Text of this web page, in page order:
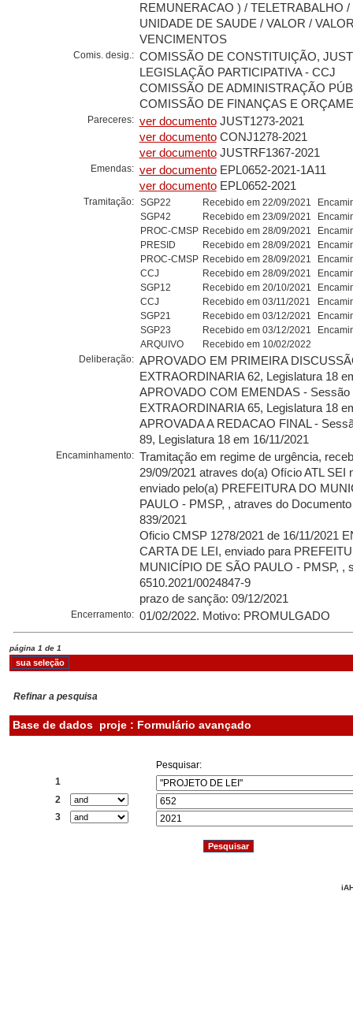
REMUNERACAO ) / TELETRABALHO
UNIDADE DE SAUDE / VALOR /
VENCIMENTOS
Comis. desig.: COMISSÃO DE CONSTITUIÇÃO,
LEGISLAÇÃO PARTICIPATIVA - CCJ
COMISSÃO DE ADMINISTRAÇÃO
COMISSÃO DE FINANÇAS E
Pareceres: ver documentoJUST1273-2021
ver documentoCONJ1278-2021
ver documentoJUSTRF1367-2021
Emendas: ver documentoEPL0652-2021-1A11
ver documentoEPL0652-2021
Tramitação: SGP22 Recebido em 22/09/2021
SGP42
Recebido em 23/09/2021
PROC-CMSP Recebido em 28/09/2021
PRESID
Recebido em 28/09/2021
PROC-CMSP Recebido em 28/09/2021
CCJ
Recebido em 28/09/2021
SGP12
Recebido em 20/10/2021
CCJ
Recebido em 03/11/2021
SGP21
Recebido em 03/12/2021
SGP23
Recebido em 03/12/2021
ARQUIVO
Recebido em 10/02/2022
Deliberação: APROVADO EM PRIMEIRA
EXTRAORDINARIA 62, Legislatura 18
APROVADO COM EMENDAS - Sessão
EXTRAORDINARIA 65, Legislatura 18
APROVADA A REDACAO FINAL -
89, Legislatura 18 em 16/11/2021
Encaminhamento: Tramitação em regime de urgência,
29/09/2021 atraves do(a) Ofício ATL SEI
enviado pelo(a) PREFEITURA DO
PAULO - PMSP, , atraves do
839/2021
Oficio CMSP 1278/2021 de 16/11/2021
CARTA DE LEI, enviado para
MUNICÍPIO DE SÃO PAULO - PMSP, ,
6510.2021/0024847-9
prazo de sanção: 09/12/2021
Encerramento: 01/02/2022. Motivo: PROMULGADO
página 1 de 1
Refinar a pesquisa
Base de dados proje : Formulário avançado
Pesquisar:
1
2
3